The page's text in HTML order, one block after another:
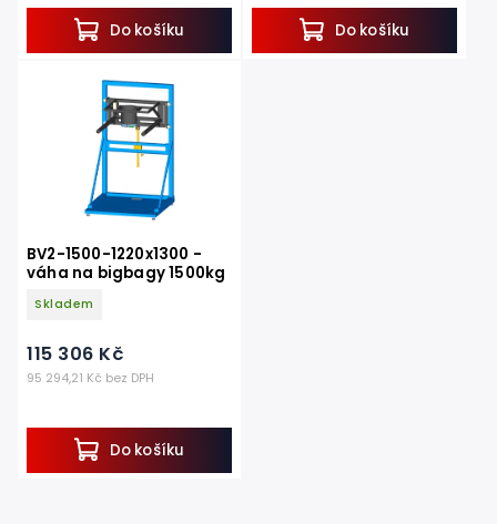
Do košíku Do košíku
BV2-1500-1220x1300 -
váha na bigbagy 1500kg
Skladem
95 294,21 Kč bez DPH
115 306 Kč
Do košíku